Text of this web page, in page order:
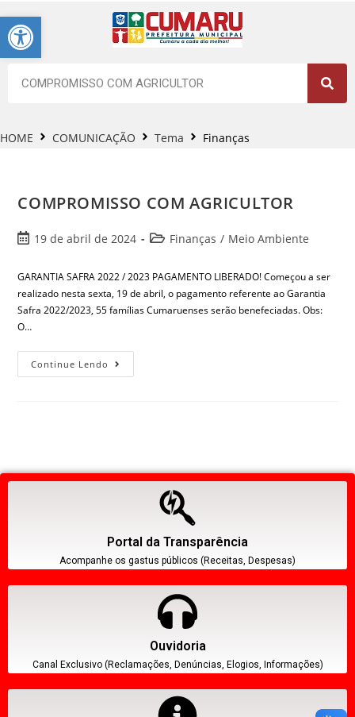
Barra de Ferramentas Aberta
HOME COMUNICAÇÃO Tema Finanças
COMPROMISSO COM AGRICULTOR
19 de abril de 2024 Finanças / Meio Ambiente
GARANTIA SAFRA 2022 / 2023 PAGAMENTO LIBERADO! Começou a ser
realizado nesta sexta, 19 de abril, o pagamento referente ao Garantia
Safra 2022/2023, 55 famílias Cumaruenses serão benefeciadas. Obs:
O…
Continue Lendo
Portal da Transparência
Acompanhe os gastus públicos (Receitas, Despesas)
Ouvidoria
Canal Exclusivo (Reclamações, Denúncias, Elogios, Informações)